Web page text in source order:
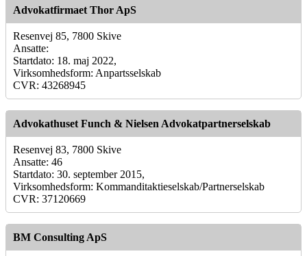
Advokatfirmaet Thor ApS
Resenvej 85, 7800 Skive
Ansatte:
Startdato: 18. maj 2022,
Virksomhedsform: Anpartsselskab
CVR: 43268945
Advokathuset Funch & Nielsen Advokatpartnerselskab
Resenvej 83, 7800 Skive
Ansatte: 46
Startdato: 30. september 2015,
Virksomhedsform: Kommanditaktieselskab/Partnerselskab
CVR: 37120669
BM Consulting ApS